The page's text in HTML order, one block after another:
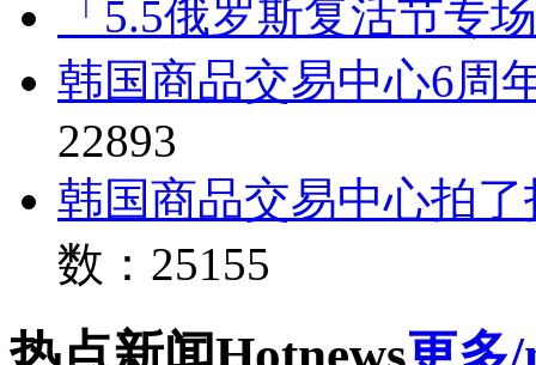
「5.5俄罗斯复活节专
韩国商品交易中心6周
22893
韩国商品交易中心拍
数：25155